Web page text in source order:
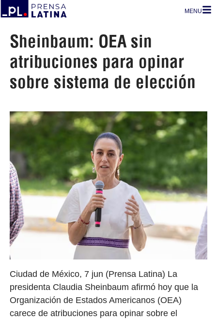
MENU
Sheinbaum: OEA sin
atribuciones para opinar
sobre sistema de elección
Ciudad de México, 7 jun (Prensa Latina) La
presidenta Claudia Sheinbaum afirmó hoy que la
Organización de Estados Americanos (OEA)
carece de atribuciones para opinar sobre el